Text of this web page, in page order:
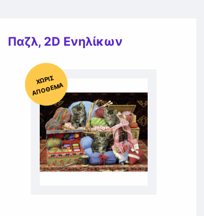
Παζλ, 2D Ενηλίκων
Χ
ΩΡΊΣ
Α
Π
Ό
ΘΕ
ΜΑ